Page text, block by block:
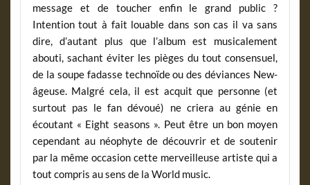
message et de toucher enfin le grand public ?
Intention tout à fait louable dans son cas il va sans
dire, d’autant plus que l’album est musicalement
abouti, sachant éviter les pièges du tout consensuel,
de la soupe fadasse technoïde ou des déviances New-
âgeuse. Malgré cela, il est acquit que personne (et
surtout pas le fan dévoué) ne criera au génie en
écoutant « Eight seasons ». Peut être un bon moyen
cependant au néophyte de découvrir et de soutenir
par la même occasion cette merveilleuse artiste qui a
tout compris au sens de la World music.